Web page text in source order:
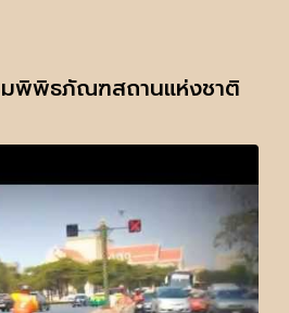
มพิพิธภัณฑสถานแห่งชาติ